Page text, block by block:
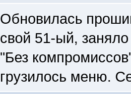
Обновилась
свой 51-ый,
"Без
грузилось меню.